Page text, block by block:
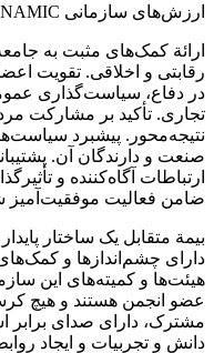
ارزش‌های سازمانی NAMIC
ارائة کمک‌های مثبت به
رقابتی و اخلاقی. تقویت
در دفاع، سیاست‌گذاری
تجاری. تأکید بر مشارکت
نتیجه‌محور. پیشبرد
صنعت و دارندگان آن.
ارتباطات آگاه‌کننده و
ضامن فعالیت
بیمة متقابل یک ساختار
دارای چشم‌اندازها و
هیئت‌ها و کمیته‌های این
عضو انجمن هستند و هیچ
مشترک، دارای صدای برابر
دانش و تجربیات و ایجاد